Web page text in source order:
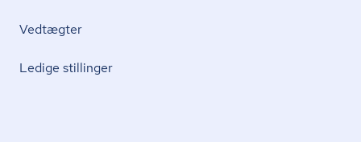
Vedtægter
Ledige stillinger